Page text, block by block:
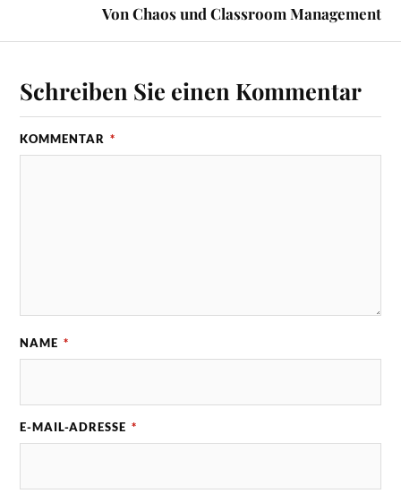
Von Chaos und Classroom Management
Schreiben Sie einen Kommentar
KOMMENTAR *
NAME *
E-MAIL-ADRESSE *